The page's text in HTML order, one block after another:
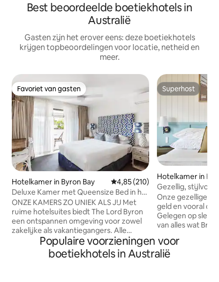
Best beoordeelde boetiekhotels in
Australië
Gasten zijn het erover eens: deze boetiekhotels
krijgen topbeoordelingen voor locatie, netheid en
meer.
Favoriet van gasten
Favoriet van gasten
Hotelkamer in Byron Bay Gemiddelde beoordeling van
4,85 (210)
Deluxe Kamer met Queensize Bed in het
Lord Byron Hotel
ONZE KAMERS ZO UNIEK ALS JIJ Met
ruime hotelsuites biedt The Lord Byron
een ontspannen omgeving voor zowel
zakelijke als vakantiegangers. Alle
kamers zijn voorzien van een balkon,
thee- en koffiefaciliteiten, een eigen
badkamer en GRATIS wifi. ONTSPAN BIJ
Superhost
Superhost
Hotelkamer in
eads
Gezellig, stijlvol
Onze gezellige
geld en vooral
Gelegen op
van alles wat
ontspannen
Voorzieningen
Populaire voorzieningen voor
boetiekhotels in Australië